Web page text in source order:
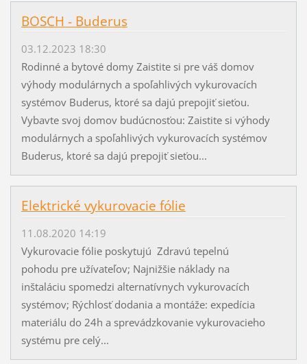
BOSCH - Buderus
03.12.2023 18:30
Rodinné a bytové domy Zaistite si pre váš domov
výhody modulárnych a spoľahlivých vykurovacích
systémov Buderus, ktoré sa dajú prepojiť sieťou.
Vybavte svoj domov budúcnosťou: Zaistite si výhody
modulárnych a spoľahlivých vykurovacích systémov
Buderus, ktoré sa dajú prepojiť sieťou...
Elektrické vykurovacie fólie
11.08.2020 14:19
Vykurovacie fólie poskytujú Zdravú tepelnú
pohodu pre užívateľov; Najnižšie náklady na
inštaláciu spomedzi alternatívnych vykurovacích
systémov; Rýchlosť dodania a montáže: expedícia
materiálu do 24h a sprevádzkovanie vykurovacieho
systému pre celý...